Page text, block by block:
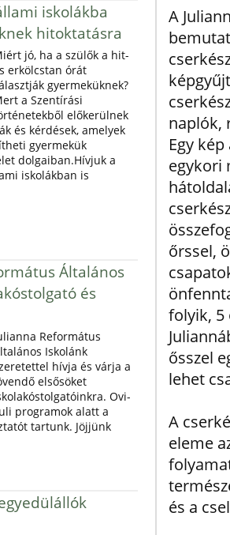
iskolákba
hitoktatásra
jó, ha a szülők a hit-
erkölcstan órát
gyermeküknek?
a Szentírási
előkerülnek
és kérdések, amelyek
gyermekük
dolgaiban.Hívjuk a
iskolákban is
Általános
és
Református
Iskolánk
hívja és várja a
elsősöket
Ovi-
programok alatt a
tartunk. Jöjjünk
A
naplók,
Egy
egykori
őrssel,
folyik, 5
ősszel
lehet
A
eleme
és a